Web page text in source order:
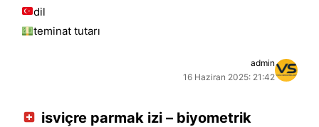
dil
teminat tutarı
admin
16 Haziran 2025: 21:42
isviçre parmak izi – biyometrik